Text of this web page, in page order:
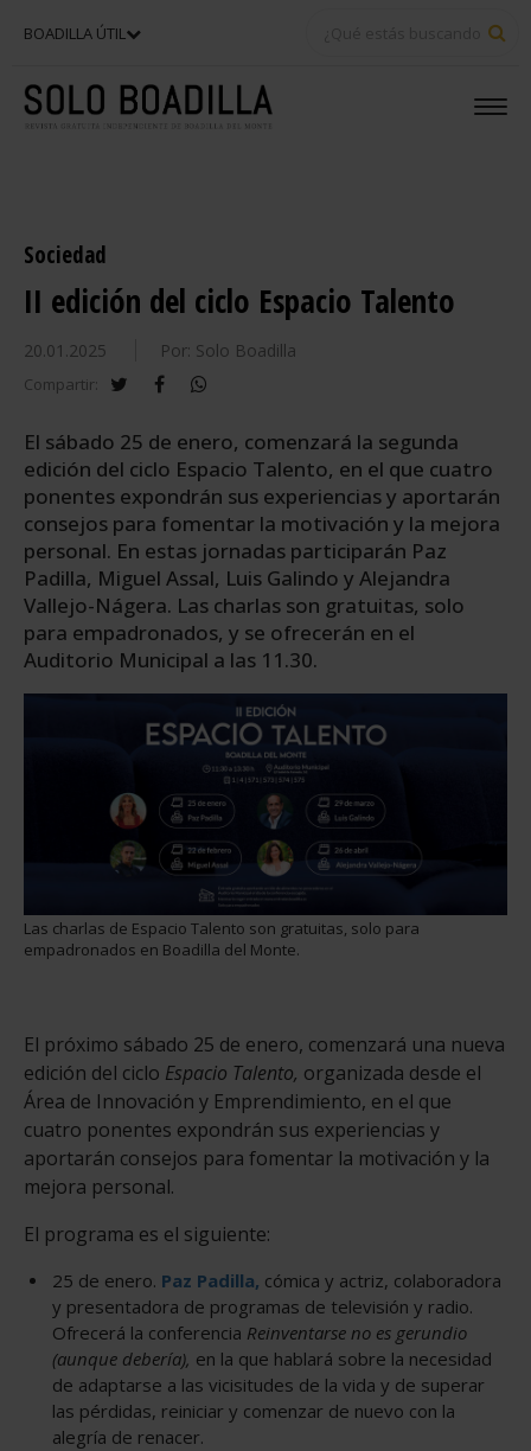
BOADILLA ÚTIL
Sociedad
II edición del ciclo Espacio Talento
20.01.2025 Por: Solo Boadilla
Compartir: twitterfacebook
El sábado 25 de enero, comenzará la segunda
edición del ciclo Espacio Talento, en el que cuatro
ponentes expondrán sus experiencias y aportarán
consejos para fomentar la motivación y la mejora
personal. En estas jornadas participarán Paz
Padilla, Miguel Assal, Luis Galindo y Alejandra
Vallejo-Nágera. Las charlas son gratuitas, solo
para empadronados, y se ofrecerán en el
Auditorio Municipal a las 11.30.
Las charlas de Espacio Talento son gratuitas, solo para
empadronados en Boadilla del Monte.
El próximo sábado 25 de enero, comenzará una nueva
edición del ciclo Espacio Talento, organizada desde el
Área de Innovación y Emprendimiento, en el que
cuatro ponentes expondrán sus experiencias y
aportarán consejos para fomentar la motivación y la
mejora personal.
El programa es el siguiente:
25 de enero. Paz Padilla, cómica y actriz, colaboradora
y presentadora de programas de televisión y radio.
Ofrecerá la conferencia Reinventarse no es gerundio
(aunque debería), en la que hablará sobre la necesidad
de adaptarse a las vicisitudes de la vida y de superar
las pérdidas, reiniciar y comenzar de nuevo con la
alegría de renacer.